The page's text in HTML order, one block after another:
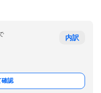
内訳
確認